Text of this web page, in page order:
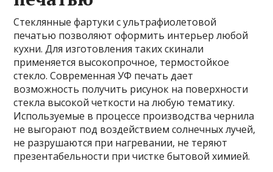
Стеклянные фартуки с ультрафиолетовой
печатью позволяют оформить интерьер любой
кухни. Для изготовления таких скинали
применяется высокопрочное, термостойкое
стекло. Современная УФ печать дает
возможность получить рисунок на поверхности
стекла высокой четкости на любую тематику.
Используемые в процессе производства чернила
не выгорают под воздействием солнечных лучей,
не разрушаются при нагревании, не теряют
презентабельности при чистке бытовой химией.